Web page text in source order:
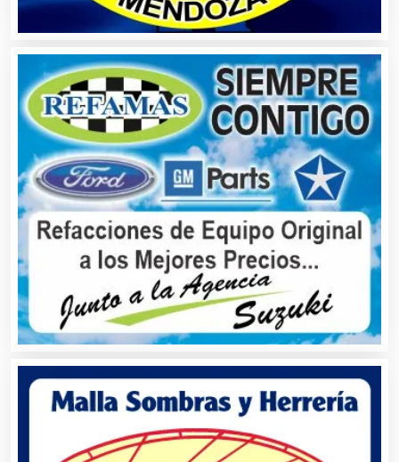
Artes Gráficas
Artesanías
Artículos de Oficina
Artículos de Piel
Artículos Deportivos
Artículos Importados
Artículos para el Hogar